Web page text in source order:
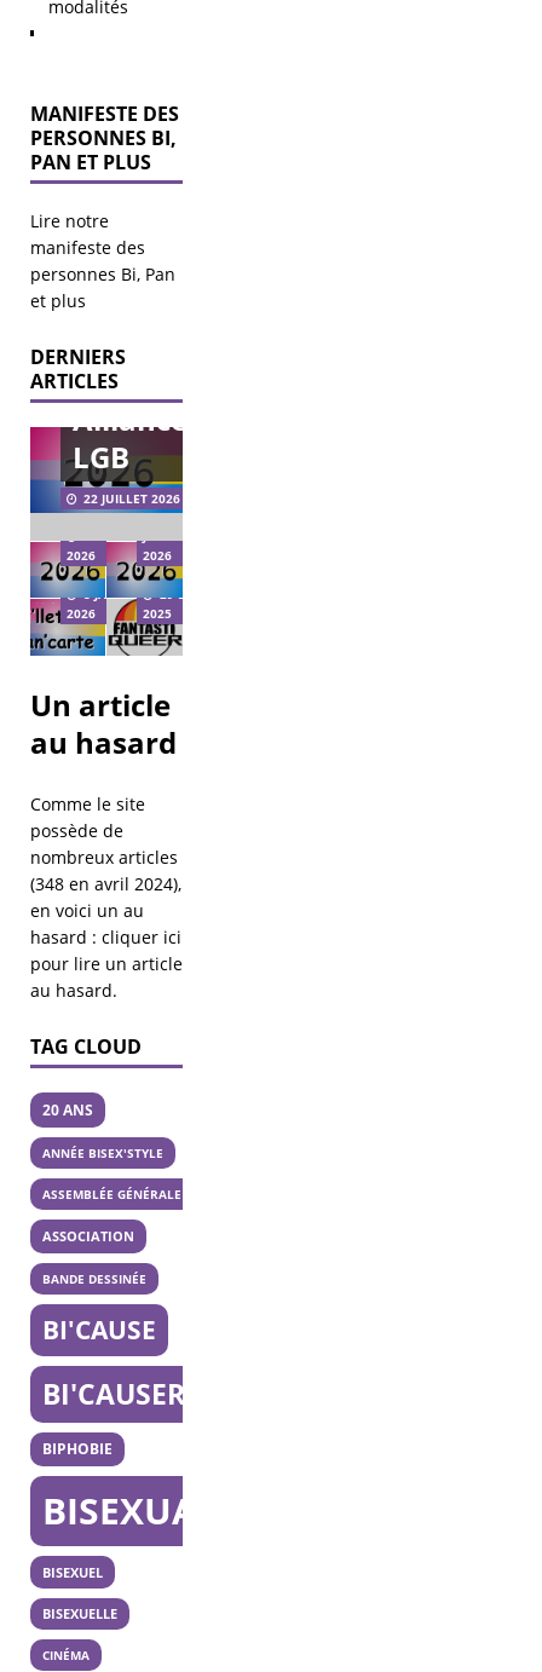
modalités
MANIFESTE DES
PERSONNES BI,
PAN ET PLUS
Lire notre
manifeste des
personnes Bi, Pan
et plus
DERNIERS
ARTICLES
Mise au
point
sur
Alliance
LGB
22 JUILLET 2026
Élections
municipales
LGBT+ à
l’échelle
municipale.
2026
Vœux
2026
21
2026
Bi’llet +
Pan’Carte
2026
8 JANVIER
2026
Bi’Cause
reçoit
Fantastiqueer
2025
Un article
au hasard
Comme le site
possède de
nombreux articles
(348 en avril 2024),
en voici un au
hasard : cliquer ici
pour lire un article
au hasard.
TAG CLOUD
20 ANS
ANNÉE BISEX'STYLE
ASSEMBLÉE GÉNÉRALE
ASSOCIATION
BANDE DESSINÉE
BI'CAUSE
BI'CAUSERIE
BIPHOBIE
BISEXUALITÉ
BISEXUEL
BISEXUELLE
CINÉMA